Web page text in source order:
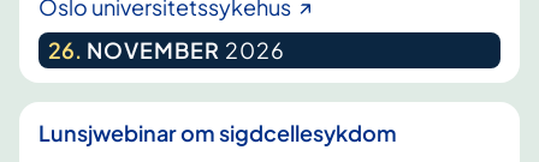
Oslo universitetssykehus
26. NOVEMBER 2026
Lunsjwebinar om sigdcellesykdom